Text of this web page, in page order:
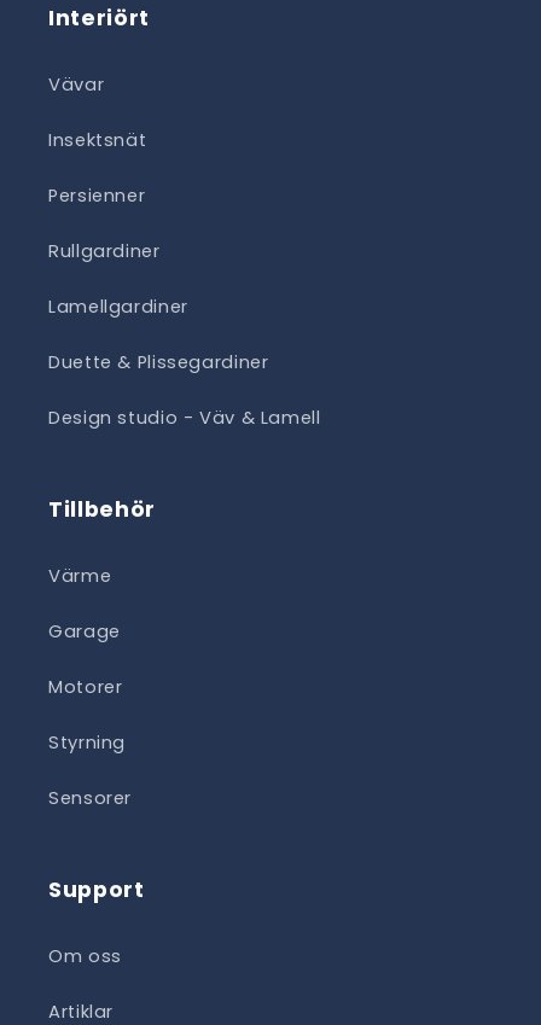
Interiört
Vävar
Insektsnät
Persienner
Rullgardiner
Lamellgardiner
Duette & Plissegardiner
Design studio - Väv & Lamell
Tillbehör
Värme
Garage
Motorer
Styrning
Sensorer
Support
Om oss
Artiklar